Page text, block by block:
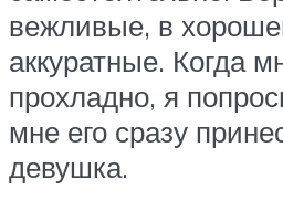
вежливые, в
аккуратные. Когда
прохладно, я
мне его сразу
девушка.